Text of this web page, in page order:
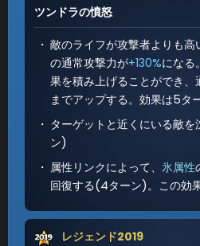
ツンドラの憤怒
敵のライフが攻撃者よりも高
の通常攻撃力が+130%になる
果を積み上げることができ、
までアップする。効果は5タ
ターゲットと近くにいる敵
ン)
属性リンクによって、氷属性
回復する(4ターン)。この効
レジェンド2019